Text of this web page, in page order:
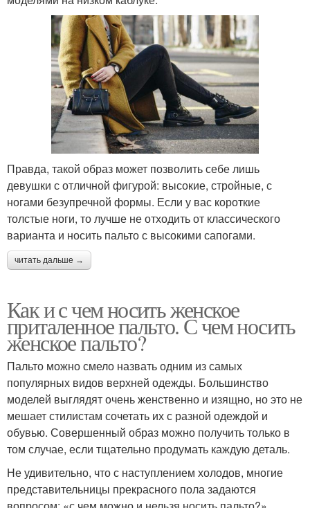
Правда, такой образ может позволить себе лишь
девушки с отличной фигурой: высокие, стройные, с
ногами безупречной формы. Если у вас короткие
толстые ноги, то лучше не отходить от классического
варианта и носить пальто с высокими сапогами.
читать дальше →
Как и с чем носить женское
приталенное пальто. С чем носить
женское пальто?
Пальто можно смело назвать одним из самых
популярных видов верхней одежды. Большинство
моделей выглядят очень женственно и изящно, но это не
мешает стилистам сочетать их с разной одеждой и
обувью. Совершенный образ можно получить только в
том случае, если тщательно продумать каждую деталь.
Не удивительно, что с наступлением холодов, многие
представительницы прекрасного пола задаются